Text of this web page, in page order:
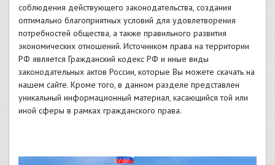
соблюдения действующего законодательства, создания
оптимально благоприятных условий для удовлетворения
потребностей общества, а также правильного развития
экономических отношений. Источником права на территории
РФ является Гражданский кодекс РФ и иные виды
законодательных актов России, которые Вы можете скачать на
нашем сайте. Кроме того, в данном разделе представлен
уникальный информационный материал, касающийся той или
иной сферы в рамках гражданского права.